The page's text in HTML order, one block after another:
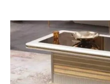
Cantitate
MASUTA
DE
CAFEA
BERLIN